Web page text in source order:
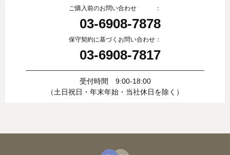
ご購入前のお問い合わせ ：
03-6908-7878
保守契約に基づくお問い合わせ：
03-6908-7817
受付時間 9:00-18:00
（土日祝日・年末年始・当社休日を除く）